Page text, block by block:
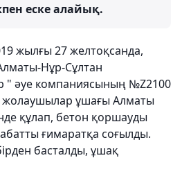
еске алайық.
жылғы 27 желтоқсанда,
Нұр-Сұлтан
" әуе компаниясының №Z2100
жолаушылар ұшағы Алматы
құлап, бетон қоршауды
ғимаратқа соғылды.
басталды, ұшақ